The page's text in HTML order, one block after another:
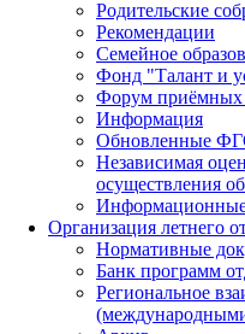
Родительские
Рекомендации
Семейное
Фонд "Талант и
Форум приёмных
Информация
Обновленные
Независимая
осуществления
Организация летнего
Нормативные
Банк программ
Региональное